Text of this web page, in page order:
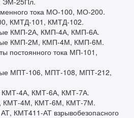
тока МО-100, МО-200.
КМТД-101, КМТД-102.
КМП-2А, КМП-4А, КМП-6А.
КМП-2М, КМП-4М, КМП-6М.
постоянного тока МП-101,
МПТ-106, МПТ-108, МПТ-212,
КМТ-4А, КМТ-6А, КМТ-7А.
КМТ-4М, КМТ-6М, КМТ-7М.
КМТ411-АТ взрывобезопасного